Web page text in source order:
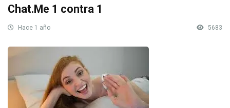
Chat.Me 1 contra 1
Hace 1 año 5683